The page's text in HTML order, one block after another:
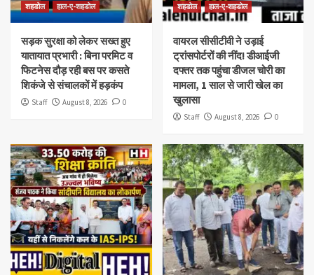
शहडोल हाल-ए-शहडोल
सड़क सुरक्षा को लेकर सख्त हुए
यातायात प्रभारी : बिना परमिट व
फिटनेस दौड़ रही बस पर कसते
शिकंजे से संचालकों में हड़कंप
Staff August 8, 2026 0
शहडोल हाल-ए-शहडोल
वायरल सीसीटीवी ने उड़ाई
ट्रांसपोर्टरों की नींद! डीआईजी
दफ्तर तक पहुंचा डीजल चोरी का
मामला, 1 साल से जारी खेल का
खुलासा
Staff August 8, 2026 0